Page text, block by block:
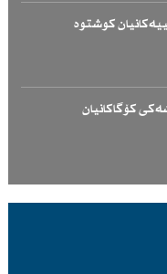
كوشتوە
كۆگاكانیان